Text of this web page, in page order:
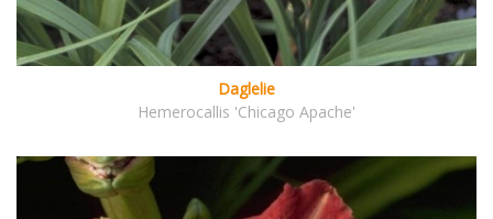
Daglelie
Hemerocallis 'Chicago Apache'